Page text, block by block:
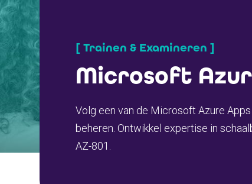
[ Trainen & Examineren ]
Microsoft
Volg een van de Microsoft Azure
beheren. Ontwikkel expertise in
AZ-801.